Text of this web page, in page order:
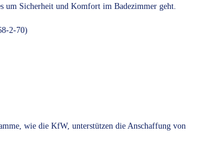
um Sicherheit und Komfort im Badezimmer geht.
2-70)
wie die KfW, unterstützen die Anschaffung von